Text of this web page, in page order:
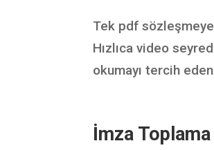
Tek pdf
Hızlıca video
okumayı tercih
İmza Toplama